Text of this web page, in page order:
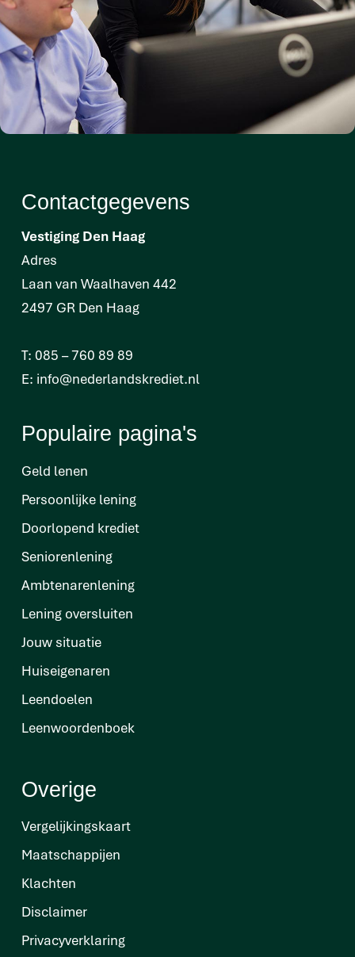
Contactgegevens
Vestiging Den Haag
Adres
Laan van Waalhaven 442
2497 GR Den Haag
T: 085 – 760 89 89
E: info@nederlandskrediet.nl
Populaire pagina's
Geld lenen
Persoonlijke lening
Doorlopend krediet
Seniorenlening
Ambtenarenlening
Lening oversluiten
Jouw situatie
Huiseigenaren
Leendoelen
Leenwoordenboek
Overige
Vergelijkingskaart
Maatschappijen
Klachten
Disclaimer
Privacyverklaring